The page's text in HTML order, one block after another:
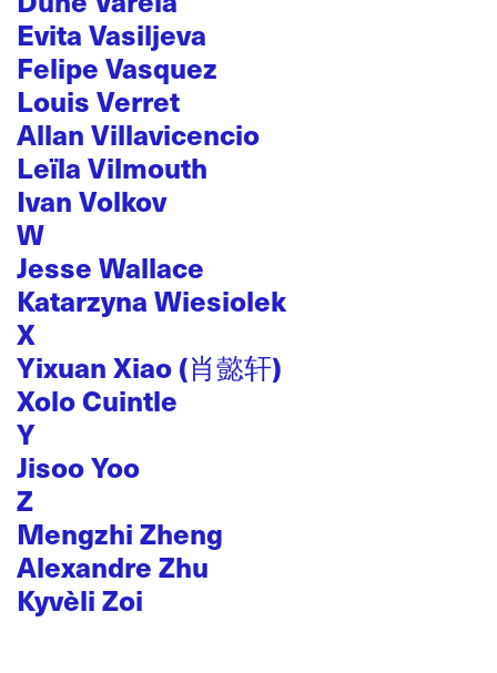
Evita Vasiljeva
Felipe Vasquez
Louis Verret
Allan Villavicencio
Leïla Vilmouth
Ivan Volkov
W
Jesse Wallace
Katarzyna Wiesiolek
X
Yixuan Xiao (肖懿轩)
Xolo Cuintle
Y
Jisoo Yoo
Z
Mengzhi Zheng
Alexandre Zhu
Kyvèli Zoi